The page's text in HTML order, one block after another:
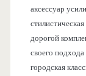
аксессуар
дорогой
своего
городская